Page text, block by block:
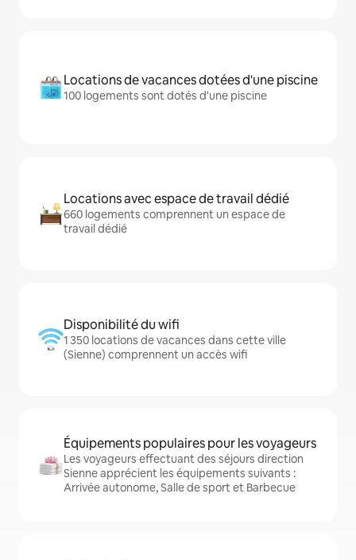
Locations de vacances dotées d'une piscine
100 logements sont dotés d'une piscine
Locations avec espace de travail dédié
660 logements comprennent un espace de
travail dédié
Disponibilité du wifi
1 350 locations de vacances dans cette ville
(Sienne) comprennent un accès wifi
Équipements populaires pour les voyageurs
Les voyageurs effectuant des séjours direction
Sienne apprécient les équipements suivants :
Arrivée autonome, Salle de sport et Barbecue